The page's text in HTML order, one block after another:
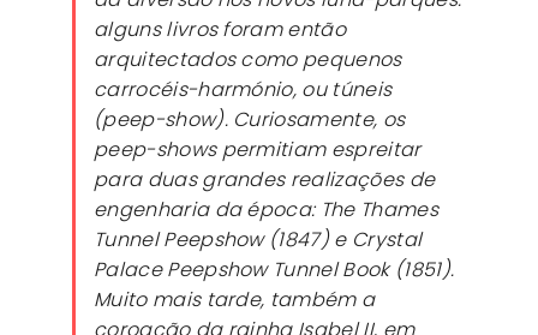
alguns livros foram então
arquitectados como pequenos
carrocéis-harmónio, ou túneis
(peep-show). Curiosamente, os
peep-shows permitiam espreitar
para duas grandes realizações de
engenharia da época: The Thames
Tunnel Peepshow (1847) e Crystal
Palace Peepshow Tunnel Book (1851).
Muito mais tarde, também a